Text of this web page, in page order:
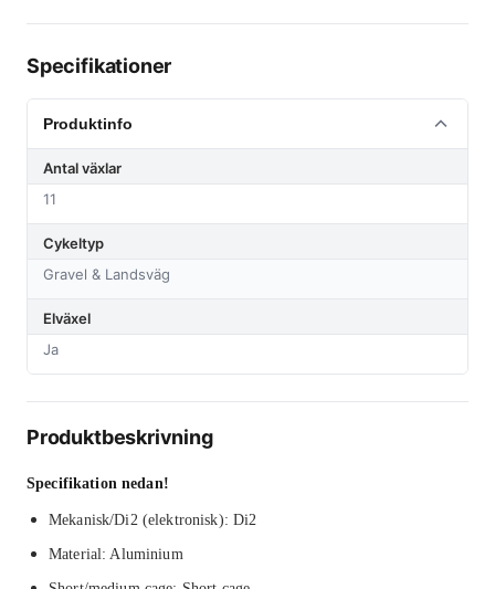
Specifikationer
Produktinfo
Antal växlar
11
Cykeltyp
Gravel & Landsväg
Elväxel
Ja
Produktbeskrivning
Specifikation nedan!
Mekanisk/Di2 (elektronisk): Di2
Material: Aluminium